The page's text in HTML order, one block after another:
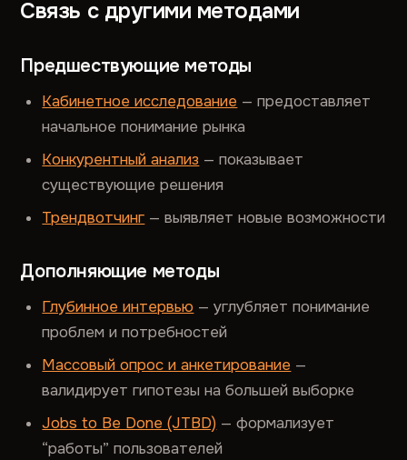
Связь с другими методами
Предшествующие методы
Кабинетное исследование — предоставляет
начальное понимание рынка
Конкурентный анализ — показывает
существующие решения
Трендвотчинг — выявляет новые возможности
Дополняющие методы
Глубинное интервью — углубляет понимание
проблем и потребностей
Массовый опрос и анкетирование —
валидирует гипотезы на большей выборке
Jobs to Be Done (JTBD) — формализует
“работы” пользователей